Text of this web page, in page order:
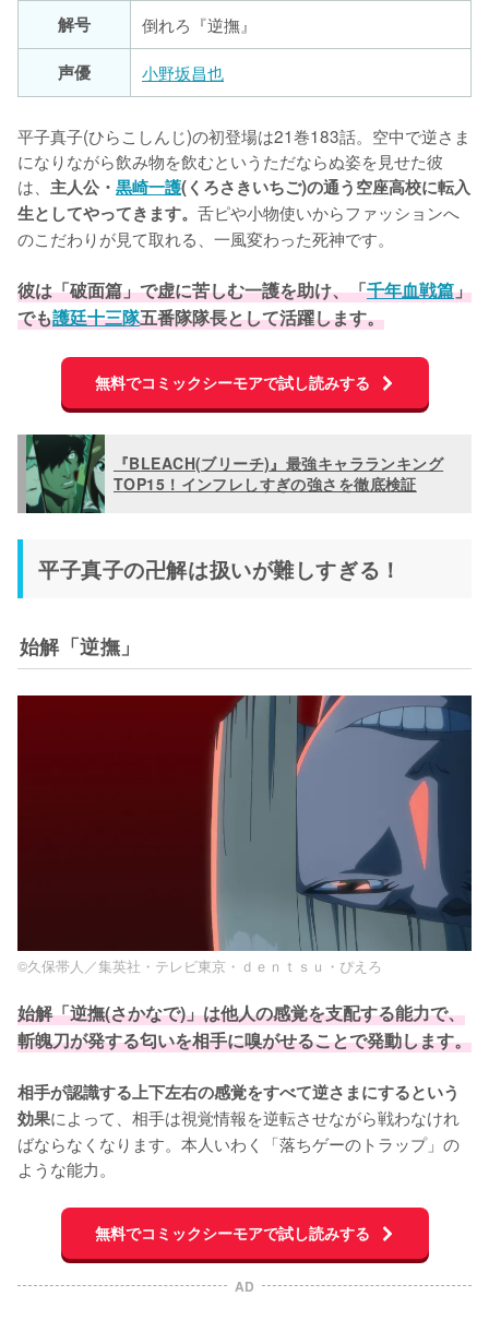
解号
倒れろ『逆撫』
声優
小野坂昌也
平子真子(ひらこしんじ)の初登場は21巻183話。空中で逆さま
になりながら飲み物を飲むというただならぬ姿を見せた彼
は、 主人公・ 黒崎一護(くろさきいちご)の通う空座高校に転入
生としてやってきます。 舌ピや小物使いからファッションへ
のこだわりが見て取れる、一風変わった死神です。
彼は「破面篇」で虚に苦しむ一護を助け、「千年血戦篇」
でも護廷十三隊五番隊隊長として活躍します。
無料でコミックシーモアで試し読みする
『BLEACH(ブリーチ)』最強キャラランキング
TOP15！インフレしすぎの強さを徹底検証
平子真子の卍解は扱いが難しすぎる！
始解「逆撫」
©久保帯人／集英社・テレビ東京・ｄｅｎｔｓｕ・ぴえろ
始解「逆撫(さかなで)」は他人の感覚を支配する能力で、
斬魄刀が発する匂いを相手に嗅がせることで発動します。
相手が認識する上下左右の感覚をすべて逆さまにするという
効果によって、相手は視覚情報を逆転させながら戦わなけれ
ばならなくなります。本人いわく「落ちゲーのトラップ」の
ような能力。
無料でコミックシーモアで試し読みする
AD